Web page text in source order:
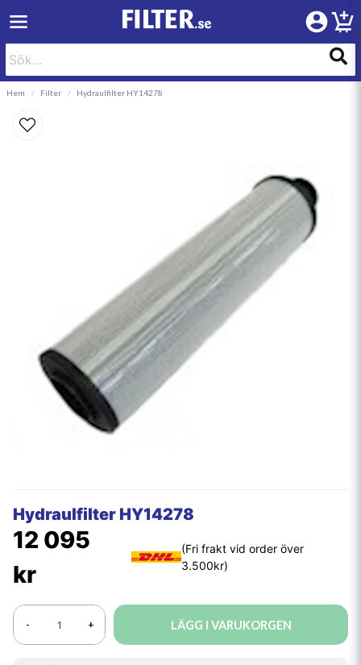
Hem Filter Hydraulfilter HY14278
Hydraulfilter HY14278
12 095
kr
- + LÄGG I VARUKORGEN